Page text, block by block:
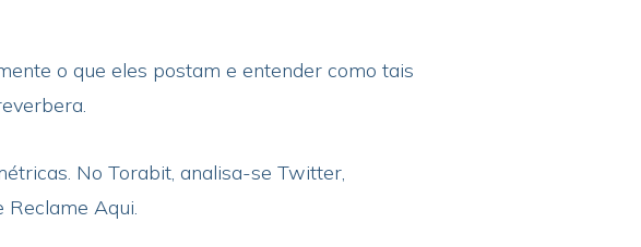
o que eles postam e entender como tais
No Torabit, analisa-se Twitter,
Reclame Aqui.